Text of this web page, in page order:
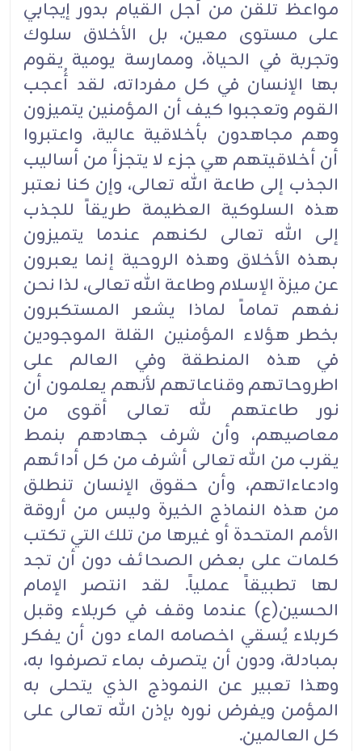
مواعظ تلقن من أجل القيام بدور إيجابي
على مستوى معين، بل الأخلاق سلوك
وتجربة في الحياة، وممارسة يومية يقوم
بها الإنسان في كل مفرداته، لقد أُعجب
القوم وتعجبوا كيف أن المؤمنين يتميزون
وهم مجاهدون بأخلاقية عالية، واعتبروا
أن أخلاقيتهم هي جزء لا يتجزأ من أساليب
الجذب إلى طاعة الله تعالى، وإن كنا نعتبر
هذه السلوكية العظيمة طريقاً للجذب
إلى الله تعالى لكنهم عندما يتميزون
بهذه الأخلاق وهذه الروحية إنما يعبرون
عن ميزة الإسلام وطاعة الله تعالى، لذا نحن
نفهم تماماً لماذا يشعر المستكبرون
بخطر هؤلاء المؤمنين القلة الموجودين
في هذه المنطقة وفي العالم على
اطروحاتهم وقناعاتهم لأنهم يعلمون أن
نور طاعتهم لله تعالى أقوى من
معاصيهم، وأن شرف جهادهم بنمط
يقرب من الله تعالى أشرف من كل أدائهم
وادعاءاتهم، وأن حقوق الإنسان تنطلق
من هذه النماذج الخيرة وليس من أروقة
الأمم المتحدة أو غيرها من تلك التي تكتب
كلمات على بعض الصحائف دون أن تجد
لها تطبيقاً عملياً. لقد انتصر الإمام
الحسين(ع) عندما وقف في كربلاء وقبل
كربلاء يُسقي اخصامه الماء دون أن يفكر
بمبادلة، ودون أن يتصرف بماء تصرفوا به،
وهذا تعبير عن النموذج الذي يتحلى به
المؤمن ويفرض نوره بإذن الله تعالى على
كل العالمين.‏